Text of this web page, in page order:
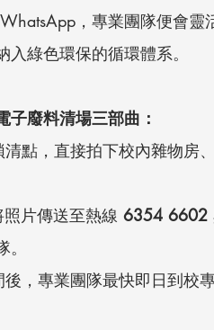
，專業團隊便會
綠色環保的循環體系。
廢料清場三部曲：
清點，直接拍下校內雜物房
照片傳送至熱線 6354 6602
後，專業團隊最快即日到校